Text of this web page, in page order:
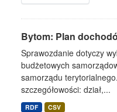
Bytom: Plan
Sprawozdanie dotyczy
budżetowych
samorządu
szczegółowości: dział,...
RDF CSV